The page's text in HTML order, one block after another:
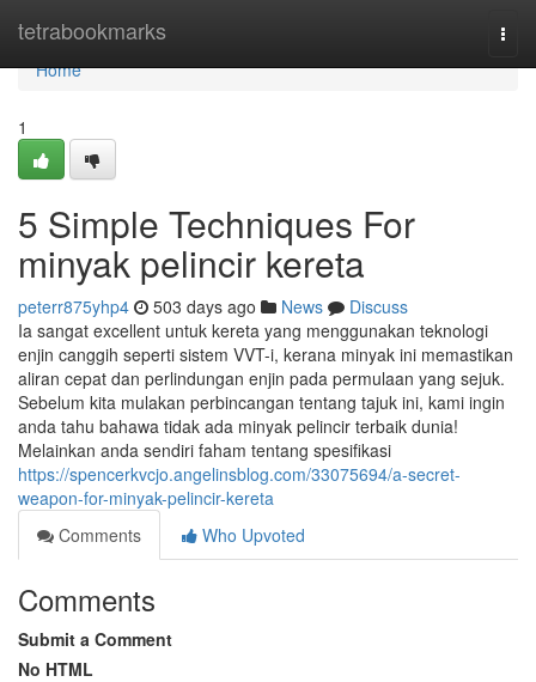
tetrabookmarks
Home
Home
1
5 Simple Techniques For
minyak pelincir kereta
peterr875yhp4 503 days ago News
Discuss
Ia sangat excellent untuk kereta yang menggunakan teknologi
enjin canggih seperti sistem VVT-i, kerana minyak ini memastikan
aliran cepat dan perlindungan enjin pada permulaan yang sejuk​​.
Sebelum kita mulakan perbincangan tentang tajuk ini, kami ingin
anda tahu bahawa tidak ada minyak pelincir terbaik dunia!
Melainkan anda sendiri faham tentang spesifikasi
https://spencerkvcjo.angelinsblog.com/33075694/a-secret-
weapon-for-minyak-pelincir-kereta
Comments
Who Upvoted
Comments
Submit a Comment
No HTML